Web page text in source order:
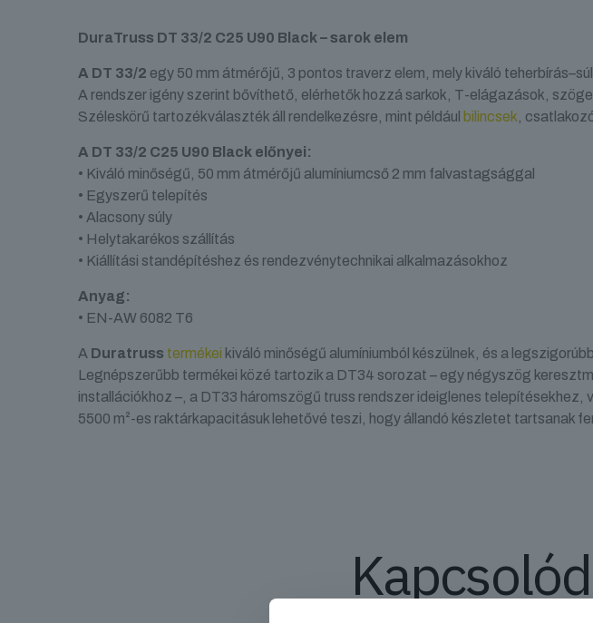
DuraTruss DT 33/2 C25 U90 Black – sarok elem
A DT 33/2 egy 50 mm átmérőjű, 3 pontos traverz elem, mely kiváló
A rendszer igény szerint bővíthető, elérhetők hozzá sarkok, T-elágazások,
Széleskörű tartozékválaszték áll rendelkezésre, mint például bilincsek ,
A DT 33/2 C25 U90 Black előnyei:
• Kiváló minőségű, 50 mm átmérőjű alumíniumcső 2 mm falvastagsággal
• Egyszerű telepítés
• Alacsony súly
• Helytakarékos szállítás
• Kiállítási standépítéshez és rendezvénytechnikai alkalmazásokhoz
Anyag:
• EN-AW 6082 T6
A Duratruss termékei kiváló minőségű alumíniumból készülnek, és a
Legnépszerűbb termékei közé tartozik a DT34 sorozat – egy négyszög
installációkhoz –, a DT33 háromszögű truss rendszer ideiglenes
5500 m²-es raktárkapacitásuk lehetővé teszi, hogy állandó készletet tartsanak